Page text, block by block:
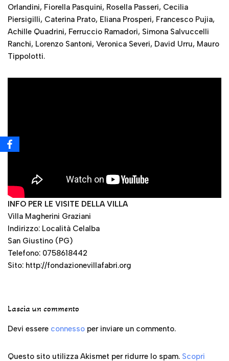
Orlandini, Fiorella Pasquini, Rosella Passeri, Cecilia
Piersigilli, Caterina Prato, Eliana Prosperi, Francesco Pujia,
Achille Quadrini, Ferruccio Ramadori, Simona Salvuccelli
Ranchi, Lorenzo Santoni, Veronica Severi, David Urru, Mauro
Tippolotti.
INFO PER LE VISITE DELLA VILLA
Villa Magherini Graziani
Indirizzo: Località Celalba
San Giustino (PG)
Telefono: 0758618442
Sito: http://fondazionevillafabri.org
Lascia un commento
Devi essere connesso per inviare un commento.
Questo sito utilizza Akismet per ridurre lo spam. Scopri